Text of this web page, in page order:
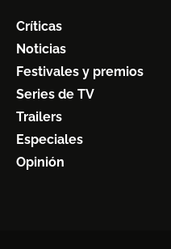
Críticas
Noticias
Festivales y premios
Series de TV
Trailers
Especiales
Opinión